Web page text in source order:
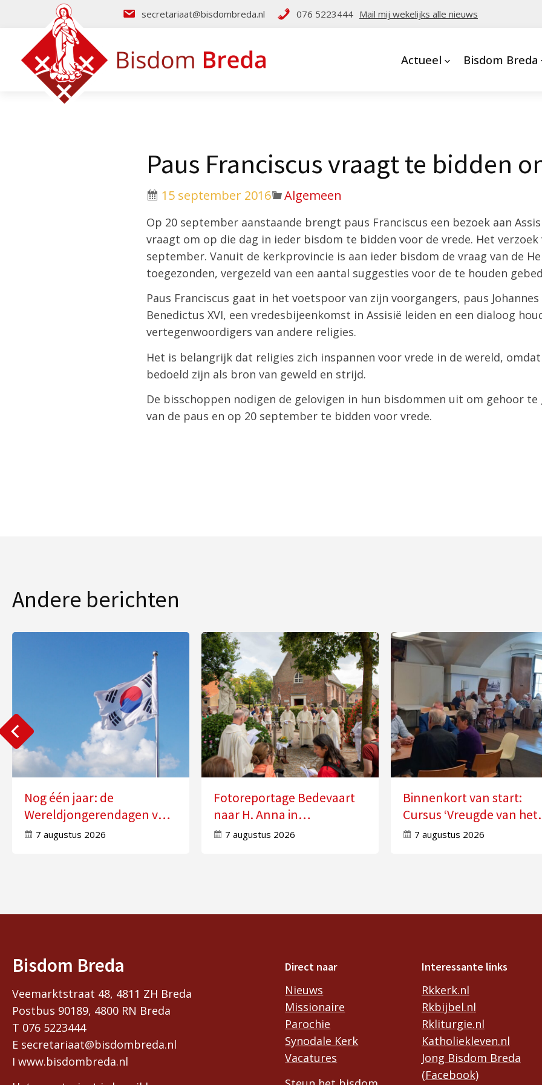
secretariaat@bisdombreda.nl 076 5223444 Mail mij wekelijks alle nieuws
Actueel Bisdom Breda
Paus Franciscus vraagt te bidden
15 september 2016 Algemeen
Op 20 september aanstaande brengt paus Franciscus een bezoek aan
vraagt om op die dag in ieder bisdom te bidden voor de vrede. Het verzoek
september. Vanuit de kerkprovincie is aan ieder bisdom de vraag van de
toegezonden, vergezeld van een aantal suggesties voor de te houden
Paus Franciscus gaat in het voetspoor van zijn voorgangers, paus Johannes
Benedictus XVI, een vredesbijeenkomst in Assisië leiden en een dialoog
vertegenwoordigers van andere religies.
Het is belangrijk dat religies zich inspannen voor vrede in de wereld,
bedoeld zijn als bron van geweld en strijd.
De bisschoppen nodigen de gelovigen in hun bisdommen uit om gehoor te
van de paus en op 20 september te bidden voor vrede.
Andere berichten
Nog één jaar: de
Wereldjongerendagen van
2027 in Seoul
7 augustus 2026
Fotoreportage Bedevaart
naar H. Anna in
Molenschot
7 augustus 2026
Binnenkort van start:
Cursus ‘Vreugde van het
Evangelie ervaren’
7 augustus 2026
Bisdom Breda
Veemarktstraat 48, 4811 ZH Breda
Postbus 90189, 4800 RN Breda
T 076 5223444
E secretariaat@bisdombreda.nl
I www.bisdombreda.nl
Direct naar
Nieuws
Missionaire
Parochie
Synodale Kerk
Vacatures
Interessante links
Rkkerk.nl
Rkbijbel.nl
Rkliturgie.nl
Katholiekleven.nl
Jong Bisdom Breda
(Facebook)